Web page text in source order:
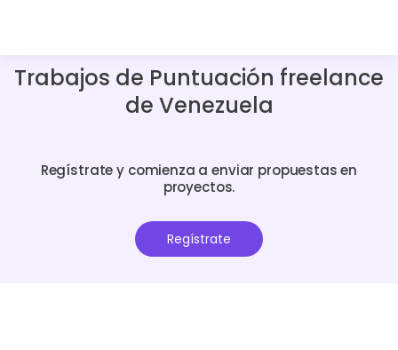
Trabajos de Puntuación freelance
de Venezuela
Regístrate y comienza a enviar propuestas en
proyectos.
Regístrate